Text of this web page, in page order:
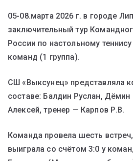
05-08.марта 2026 г. в городе
заключительный тур
России по настольному
команд (1 группа).
СШ «Выксунец» представляла
составе: Балдин Руслан, Дёмин
Алексей, тренер — Карпов Р.В.
Команда провела шесть
выиграла со счётом 3:0 у